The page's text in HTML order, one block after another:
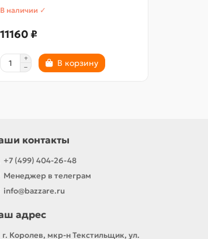
В наличии ✓
11160 ₽
В корзину
контакты
+7 (499) 404-26-48
Менеджер в телеграм
info@bazzare.ru
адрес
г. Королев, мкр-н Текстильщик, ул.